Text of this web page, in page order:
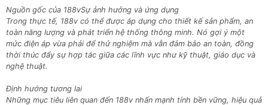
Nguồn gốc của 188vSự ảnh hưởng và ứng dụng
Trong thực tế, 188v có thể được áp dụng cho thiết kế sản phẩm, an
toàn năng lượng và phát triển hệ thống thông minh. Nó gợi ý một
mức điện áp vừa phải để thử nghiệm mà vẫn đảm bảo an toàn, đồng
thời thúc đẩy sự hợp tác giữa các lĩnh vực như kỹ thuật, giáo dục và
nghệ thuật.
Định hướng tương lai
Những mục tiêu liên quan đến 188v nhấn mạnh tính bền vững, hiệu quả